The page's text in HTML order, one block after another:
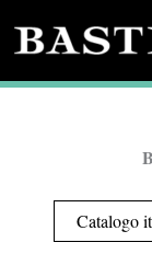
Catalogo